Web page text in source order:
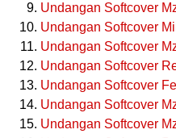
Undangan Softcover
Undangan Softcover
Undangan Softcover
Undangan Softcover
Undangan Softcover
Undangan Softcover
Undangan Softcover